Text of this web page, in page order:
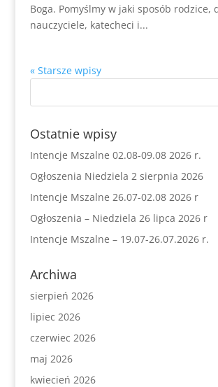
Boga. Pomyślmy w jaki sposób rodzice,
nauczyciele, katecheci i...
« Starsze wpisy
Ostatnie wpisy
Intencje Mszalne 02.08-09.08 2026 r.
Ogłoszenia Niedziela 2 sierpnia 2026
Intencje Mszalne 26.07-02.08 2026 r
Ogłoszenia – Niedziela 26 lipca 2026 r
Intencje Mszalne – 19.07-26.07.2026 r.
Archiwa
sierpień 2026
lipiec 2026
czerwiec 2026
maj 2026
kwiecień 2026